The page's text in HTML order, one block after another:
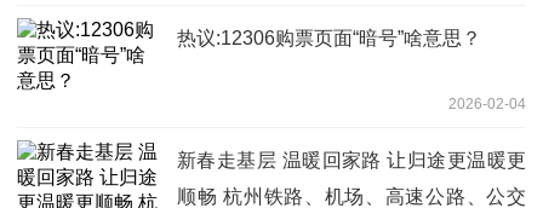
热议:12306购票页面“暗号”啥意思？
2026-02-04
新春走基层 温暖回家路 让归途更温暖更
顺畅 杭州铁路、机场、高速公路、公交